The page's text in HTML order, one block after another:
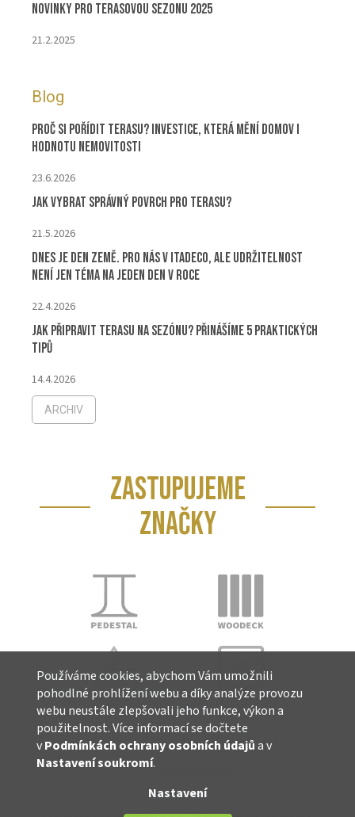
Používáme cookies, abychom Vám umožnili
pohodlné prohlížení webu a díky analýze provozu
webu neustále zlepšovali jeho funkce, výkon a
použitelnost. Více informací se dočtete
vPodmínkách ochrany osobních údajůa v
Nastavení soukromí.
Nastavení
Novinky pro terasovou sezonu 2025
21.2.2025
Blog
Proč si pořídit terasu? Investice, která mění domov i
hodnotu nemovitosti
23.6.2026
Jak vybrat správný povrch pro terasu?
21.5.2026
Dnes je Den Země. Pro nás v ITADECO, ale udržitelnost
není jen téma na jeden den v roce
22.4.2026
Jak připravit terasu na sezónu? Přinášíme 5 praktických
tipů
14.4.2026
ARCHIV
ZASTUPUJEME
ZNAČKY
Vytvořil Shoptet